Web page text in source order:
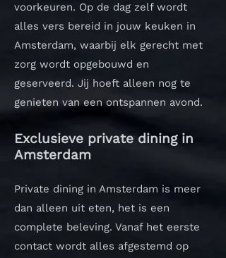
voorkeuren. Op de dag zelf wordt
alles vers bereid in jouw keuken in
Amsterdam, waarbij elk gerecht met
zorg wordt opgebouwd en
geserveerd. Jij hoeft alleen nog te
genieten van een ontspannen avond.
Exclusieve private dining in
Amsterdam
Private dining in Amsterdam is meer
dan alleen uit eten, het is een
complete beleving. Vanaf het eerste
contact wordt alles afgestemd op